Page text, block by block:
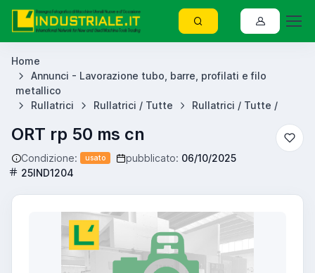
Home
Annunci - Lavorazione tubo, barre, profilati e filo
metallico
Rullatrici
Rullatrici / Tutte Rullatrici / Tutte /
ORT rp 50 ms cn
Condizione: usato pubblicato: 06/10/2025
25IND1204